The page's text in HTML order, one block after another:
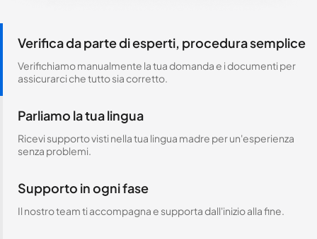
Verifica da parte di esperti, procedura semplice
Verifichiamo manualmente la tua domanda e i documenti per
assicurarci che tutto sia corretto.
Parliamo la tua lingua
Ricevi supporto visti nella tua lingua madre per un'esperienza
senza problemi.
Supporto in ogni fase
Il nostro team ti accompagna e supporta dall'inizio alla fine.